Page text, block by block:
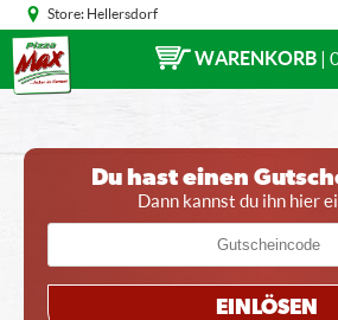
Store: Hellersdorf
WARENKORB |
Du hast einen
Dann kannst du ihn hier
EINLÖSEN